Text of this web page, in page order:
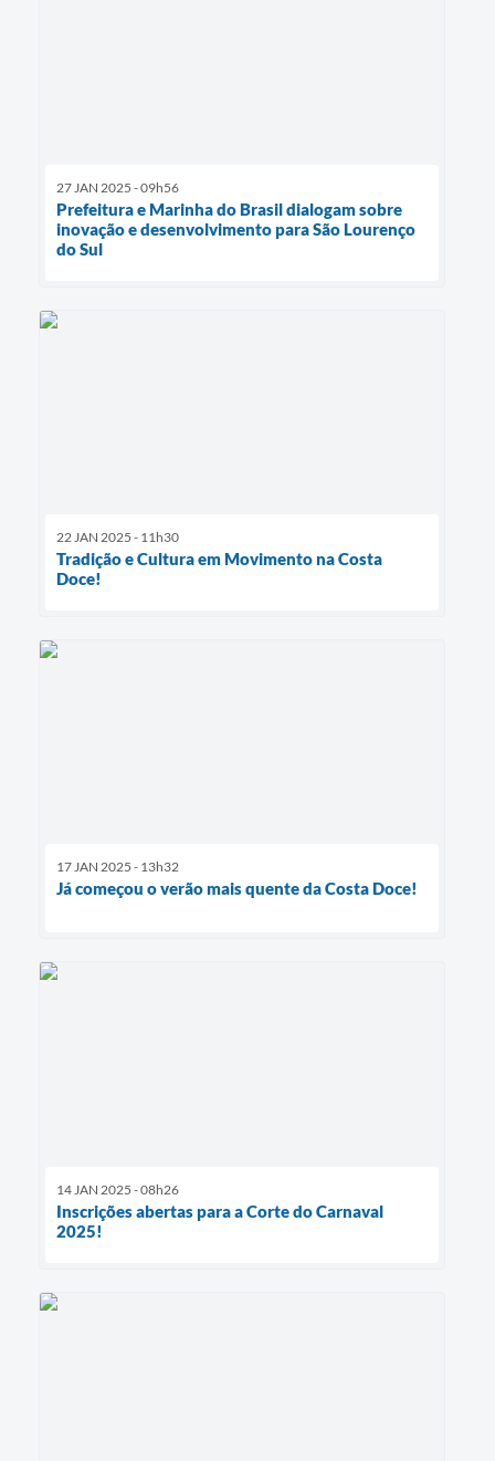
27 JAN 2025 - 09h56
Prefeitura e Marinha do Brasil dialogam sobre
inovação e desenvolvimento para São Lourenço
do Sul
22 JAN 2025 - 11h30
Tradição e Cultura em Movimento na Costa
Doce!
17 JAN 2025 - 13h32
Já começou o verão mais quente da Costa Doce!
14 JAN 2025 - 08h26
Inscrições abertas para a Corte do Carnaval
2025!